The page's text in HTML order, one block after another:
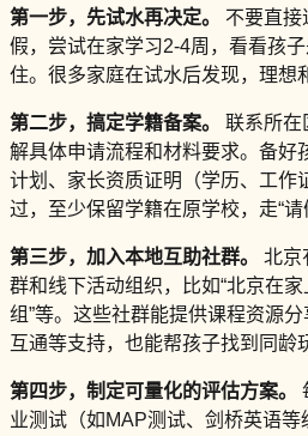
第一步，先试水再决定。
不要直接
假，尝试在家学习2-4周，看看孩
住。很多家庭在试水后发现，理想
第二步，搞定学籍备案。
联系所在
解具体申请流程和材料要求。备好
计划、家长资质证明（学历、工作
过，至少保留学籍在原学校，走“请
第三步，加入本地互助社群。
北京
群和线下活动组织，比如“北京在
组”等。这些社群能提供课程资源
互通等支持，也能帮孩子找到同龄
第四步，制定可量化的评估方案。
业测试（如MAP测试、剑桥英语